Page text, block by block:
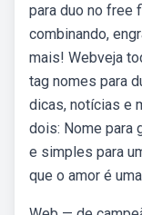
para duo no free
combinando,
mais! Webveja
tag nomes para
dicas, notícias e
dois: Nome para
e simples para
que o amor é